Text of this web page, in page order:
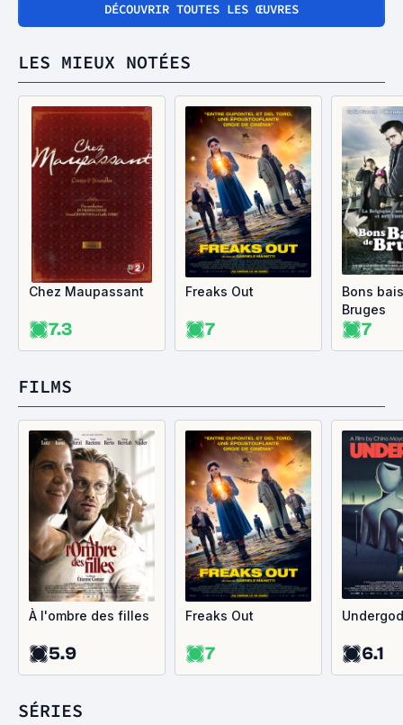
DÉCOUVRIR TOUTES LES ŒUVRES
LES MIEUX NOTÉES
Chez Maupassant
7.3
Freaks Out
7
Bons
Bruges
7
FILMS
À l'ombre des filles
5.9
Freaks Out
7 6.1
SÉRIES